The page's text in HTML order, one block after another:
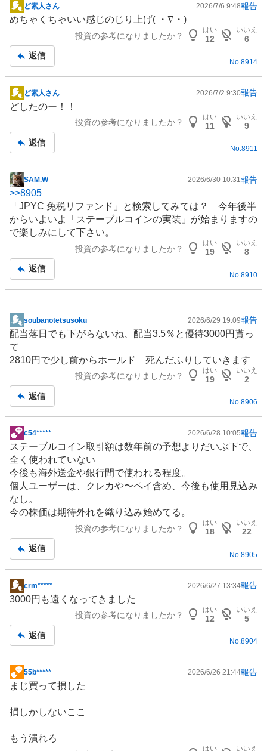
掲
示
事
ど素人さん 2026/7/6 9:48報告
めちゃくちゃいい感じのじり上げ( ・∇・)
投資の参考になりましたか？
はい
12
いいえ
6
返信
No. 8914
掲
示
事
ど素人さん 2026/7/2 9:30報告
どしたのー！！
投資の参考になりましたか？
はい
11
いいえ
9
返信
No.8911
掲
示
記
事
SAM.W 2026/6/30 10:31報告
>>8905
「JPYC 免税リファンド」と検索してみては？ 今年後半
からいよいよ「 ステーブルコインの実装」が始まりますの
で楽しみにして下さい。
投資の参考になりましたか？
はい
19
いいえ
8
返信
No. 8910
掲
示
板
記
soubanotetsusoku 2026/6/29 19:09報告
配当落日でも下がらないね、配当3.5％と優待3000円貰っ
て
2810円で少し前からホールド 死んだふりしていきます
投資の参考になりましたか？
はい
19
いいえ
2
返信
No.8906
掲
示
板
記
事
c54***** 2026/6/28 10:05報告
ステーブルコイン取引額は数年前の予想よりだいぶ下で、
全く使われていない
今後も海外送金や銀行間で使われる程度。
個人ユーザーは、クレカや〜ペイ含め、今後も使用見込み
なし。
今の株価は期待外れを織り込み始めてる。
投資の参考になりましたか？
はい
18
いいえ
22
返信
No. 8905
掲
示
事
crm***** 2026/6/27 13:34報告
3000円も遠くなってきました
投資の参考になりましたか？
はい
12
いいえ
5
返信
No.8904
掲
示
記
55b***** 2026/6/26 21:44報告
まじ買って損した
損しかしないここ
もう潰れろ
はい いいえ